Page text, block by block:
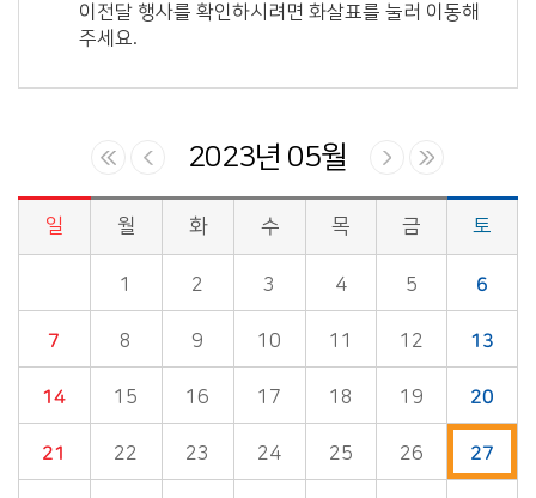
이전달 행사를 확인하시려면 화살표를 눌러 이동해
주세요.
2023년 05월
시정소식>시정 캘린더 게시판의 (2023년 05월) 달력형태로 일정명, 일정내용을 제공합니다.
일 월 화 수 목 금 토
1 2 3 4 5 6
7 8 9 10 11 12 13
14 15 16 17 18 19 20
21 22 23 24 25 26 27